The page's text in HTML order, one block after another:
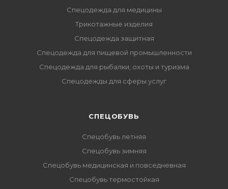
Спецодежда для медицины
Трикотажные изделия
Спецодежда защитная
Спецодежда для пищевой промышленности
Спецодежда для рыбалки, охоты и туризма
Спецодежды для сферы услуг
CПЕЦОБУВЬ
Спецобувь летняя
Спецобувь зимняя
Спецобувь медицинская и повседневная
Спецобувь термостойкая